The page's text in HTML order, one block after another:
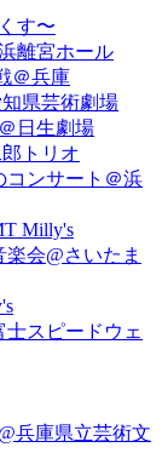
す〜
離宮ホール
＠兵庫
県芸術劇場
日生劇場
トリオ
ンサート＠浜
Milly's
会@さいたま
士スピードウェ
兵庫県立芸術文